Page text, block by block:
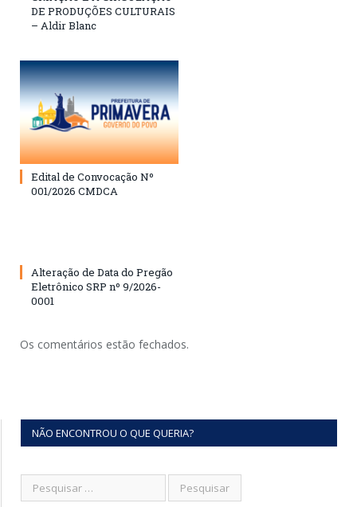
DE PRODUÇÕES CULTURAIS
– Aldir Blanc
Edital de Convocação Nº
001/2026 CMDCA
Alteração de Data do Pregão
Eletrônico SRP nº 9/2026-
0001
Os comentários estão fechados.
NÃO ENCONTROU O QUE QUERIA?